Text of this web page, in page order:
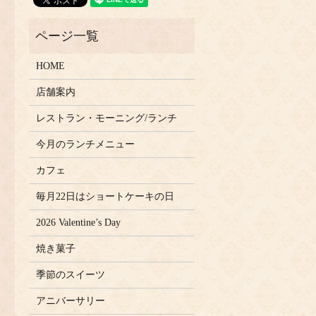
HOME
店舗案内
レストラン・モーニング/ランチ
今月のランチメニュー
カフェ
毎月22日はショートケーキの日
2026 Valentine’s Day
焼き菓子
季節のスイーツ
アニバーサリー